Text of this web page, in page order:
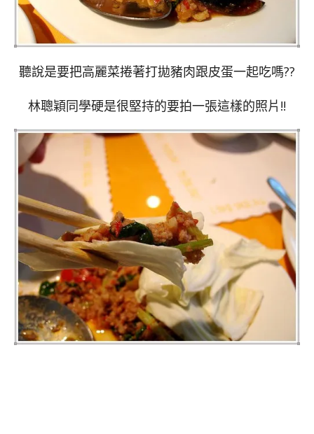
聽說是要把高麗菜捲著打拋豬肉跟皮蛋一起吃嗎??
林聰穎同學硬是很堅持的要拍一張這樣的照片!!